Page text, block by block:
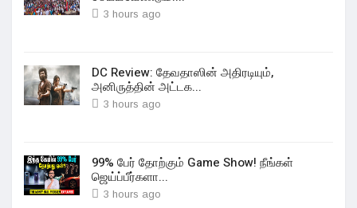
3 hours ago
DC Review: தேவதாஸின் அதிரடியும்,
அனிருத்தின் அட்டக...
3 hours ago
99% பேர் தோற்கும் Game Show! நீங்கள்
ஜெய்ப்பீர்களா...
3 hours ago